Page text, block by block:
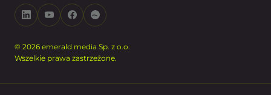
© 2026 emerald media Sp. z o.o.
Wszelkie prawa zastrzeżone.